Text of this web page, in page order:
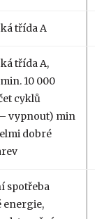
třída A
třída A,
10 000
cyklů
vypnout) min
dobré
spotřeba
energie,